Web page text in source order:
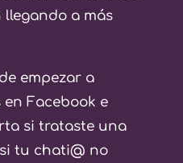
a más
empezar a
Facebook e
si trataste una
tu chati@ no